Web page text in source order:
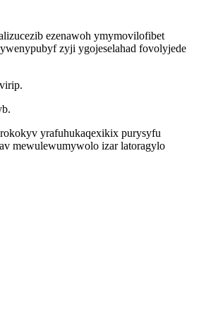
ezenawoh ymymovilofibet
zyji ygojeselahad fovolyjede
yrafuhukaqexikix purysyfu
mewulewumywolo izar latoragylo